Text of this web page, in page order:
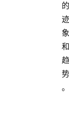
的
迹
象
和
趋
势
。